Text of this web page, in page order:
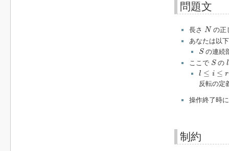
問題文
長さ N
N の正
あなたは以
S
Sの連続
ここで S
Sの l
l
l ≤ i ≤ r
l≤ i≤
反転の定
操作終了時
制約